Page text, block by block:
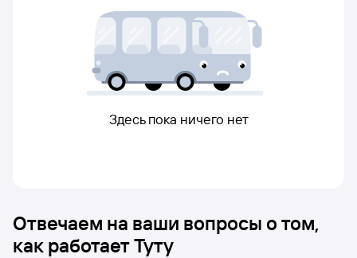
Здесь пока ничего нет
Отвечаем на ваши вопросы о том,
как работает Туту